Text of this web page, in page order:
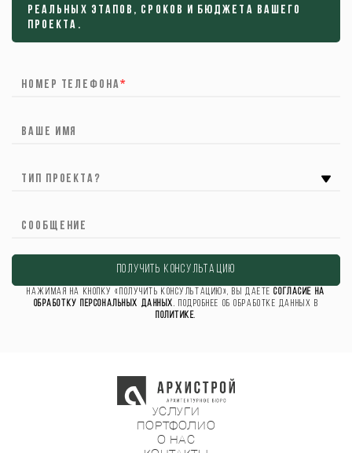
реальных этапов, сроков и бюджета вашего
проекта.
Номер телефона*
Ваше имя
ТИП ПРОЕКТА?
Сообщение
ПОЛУЧИТЬ КОНСУЛЬТАЦИЮ
Нажимая на кнопку «Получить консультацию», вы даетесогласие на
обработку персональных данных. Подробнее об обработке данных в
Политике.
УСЛУГИ
ПОРТФОЛИО
О НАС